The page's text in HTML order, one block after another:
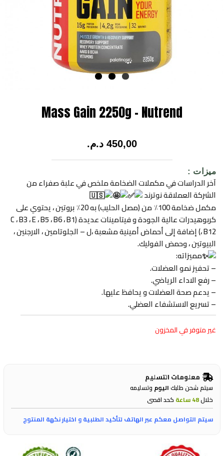
Mass Gain 2250g – Nutrend
450,00 د.م.
ميزات :
آخر الدراسات في مكملات الضخامة ملخص في علبة صفراء من
الشركة العملاقة نوترند
مكمل ضخامة 100٪ من (مصل الحليب) به 20٪ بروتين ، يحتوي على
كربوهيدرات عالية الجودة و فيتامينات عديدة (C ، B3 ، E ، B5 ، B6 ، B1
، B12) إضافة إلى أحماض أمينية مشعبة ،ل – الجلوتامين ، الارجنين ،
البيوتين ، وحمض الفوليك.
مميزاته:
– تحفيز نمو العضلات.
– رفع الاداء الرياضي.
– يدعم صحة العضلات و يحافظ عليها.
– تسريع الاستشفاء العضلي.
غير متوفر في المخزون
معلومات التسليم
سيتم شحن طلبكاليوم وتسليمه
خلال48 ساعة
كحد اقصى
سيتم التواصل معكم عبر الهاتف لتأكيد الطلبية و اختيار نكهة المنتوج